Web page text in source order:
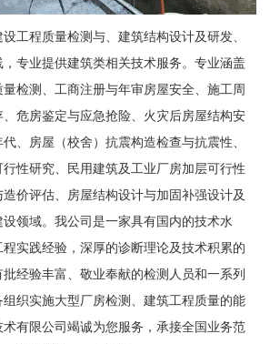
工程质量检测与、建筑结构设计及研发、
专业提供建筑类相关技术服务。专业涵盖
检测、工商注册与年审房屋安全、施工周
危房鉴定与应急抢险、火灾后房屋结构安
、房屋（校舍）抗震构造检查与抗震性、
行性研究、民用建筑及工业厂房加层可行性
价评估、房屋结构设计与加固补强设计及
领域。我公司是一家具有国内的技术水
实践经验，深厚的诊断理论及技术积累的
经验丰富、敬业奉献的检测人员和一系列
织实施大型厂房检测、建筑工程质量的能
有限公司竭诚为您服务，承接全国业务范